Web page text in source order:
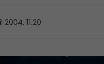
2004, 11:20